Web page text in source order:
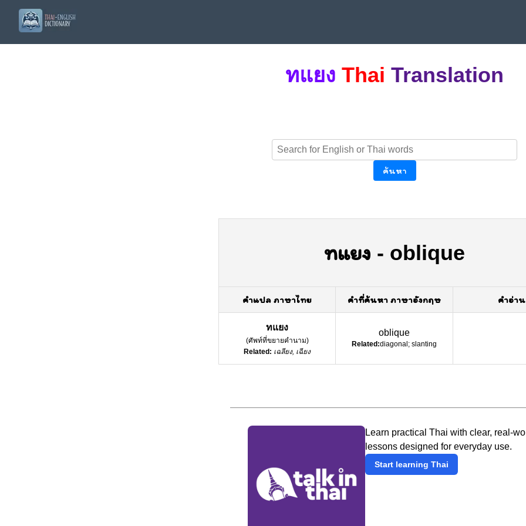
ทแยง Thai Translation
ค้นหา
ทแยง - oblique
คำแปล ภาษาไทย คำที่ค้นหา ภาษาอังกฤษ คำอ่าน
ทแยง
(ศัพท์ที่ขยายคำนาม)
Related: เฉลียง, เฉียง
oblique
Related:diagonal; slanting
Learn practical Thai with clear, real-
lessons designed for everyday use.
Start learning Thai